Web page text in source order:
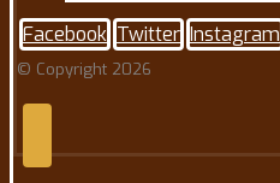
Facebook Twitter Instagram
© Copyright 2026